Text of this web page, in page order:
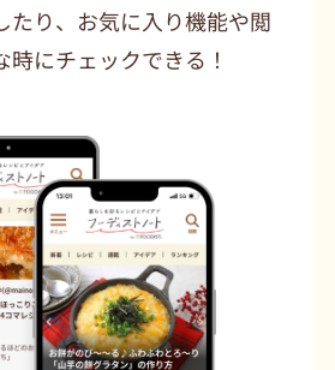
たり、お気に入り機能や閲
時にチェックできる！